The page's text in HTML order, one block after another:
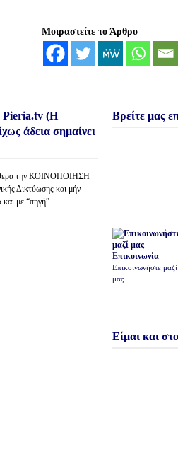
Μοιραστείτε το Άρθρο
(Η
άδεια σημαίνει
την ΚΟΙΝΟΠΟΙΗΣΗ
Δικτύωσης και μήν
και με “πηγή”.
Βρείτε μας
Επικοινωνία
Επικοινωνήστε μαζί
μας
Είμαι και